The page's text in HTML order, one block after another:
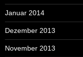
Januar 2014
Dezember 2013
November 2013